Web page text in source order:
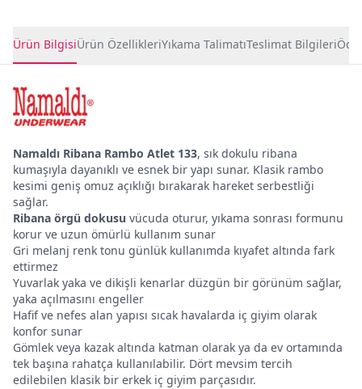
Ürün BilgisiÜrün ÖzellikleriYıkama TalimatıTeslimat Bilgileri
Namaldı Ribana Rambo Atlet 133, sık dokulu ribana
kumaşıyla dayanıklı ve esnek bir yapı sunar. Klasik rambo
kesimi geniş omuz açıklığı bırakarak hareket serbestliği
sağlar.
Ribana örgü dokusu vücuda oturur, yıkama sonrası formunu
korur ve uzun ömürlü kullanım sunar
Gri melanj renk tonu günlük kullanımda kıyafet altında fark
ettirmez
Yuvarlak yaka ve dikişli kenarlar düzgün bir görünüm sağlar,
yaka açılmasını engeller
Hafif ve nefes alan yapısı sıcak havalarda iç giyim olarak
konfor sunar
Gömlek veya kazak altında katman olarak ya da ev ortamında
tek başına rahatça kullanılabilir. Dört mevsim tercih
edilebilen klasik bir erkek iç giyim parçasıdır.